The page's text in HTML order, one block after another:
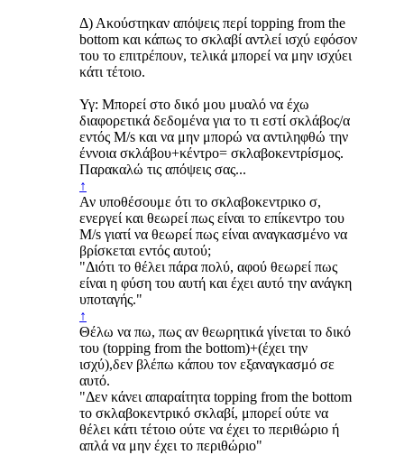
Δ) Ακούστηκαν απόψεις περί topping from the
bottom και κάπως το σκλαβί αντλεί ισχύ εφόσον
του το επιτρέπουν, τελικά μπορεί να μην ισχύει
κάτι τέτοιο.
Υγ: Μπορεί στο δικό μου μυαλό να έχω
διαφορετικά δεδομένα για το τι εστί σκλάβος/α
εντός Μ/s και να μην μπορώ να αντιληφθώ την
έννοια σκλάβου+κέντρο= σκλαβοκεντρίσμος.
Παρακαλώ τις απόψεις σας...
↑
Αν υποθέσουμε ότι το σκλαβοκεντρικο σ,
ενεργεί και θεωρεί πως είναι το επίκεντρο του
Μ/s γιατί να θεωρεί πως είναι αναγκασμένο να
βρίσκεται εντός αυτού;
"Διότι το θέλει πάρα πολύ, αφού θεωρεί πως
είναι η φύση του αυτή και έχει αυτό την ανάγκη
υποταγής."
↑
Θέλω να πω, πως αν θεωρητικά γίνεται το δικό
του (topping from the bottom)+(έχει την
ισχύ),δεν βλέπω κάπου τον εξαναγκασμό σε
αυτό.
"Δεν κάνει απαραίτητα topping from the bottom
το σκλαβοκεντρικό σκλαβί, μπορεί ούτε να
θέλει κάτι τέτοιο ούτε να έχει το περιθώριο ή
απλά να μην έχει το περιθώριο"